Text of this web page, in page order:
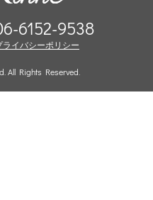
6152-9538
ライバシーポリシー
All Rights Reserved.